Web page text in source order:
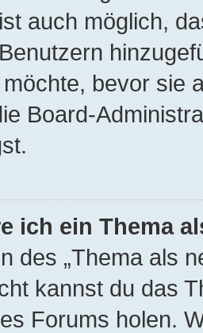
auch möglich,
bevor sie
Board-
ich ein Thema
des „Thema als
kannst du das
Forums holen.